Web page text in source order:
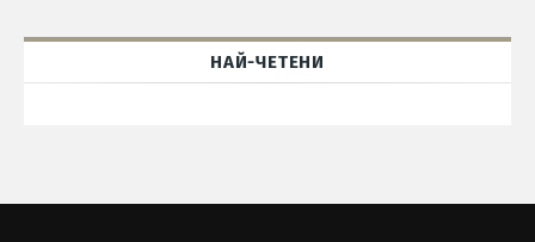
НАЙ-ЧЕТЕНИ